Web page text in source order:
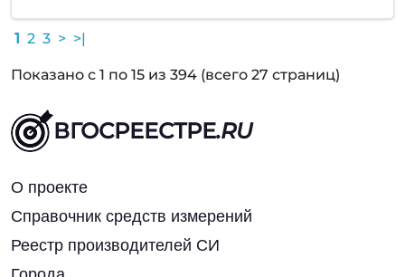
1 2 3 > >|
Показано с 1 по 15 из 394 (всего 27 страниц)
ВГОСРЕЕСТРЕ.RU
О проекте
Справочник средств измерений
Реестр производителей СИ